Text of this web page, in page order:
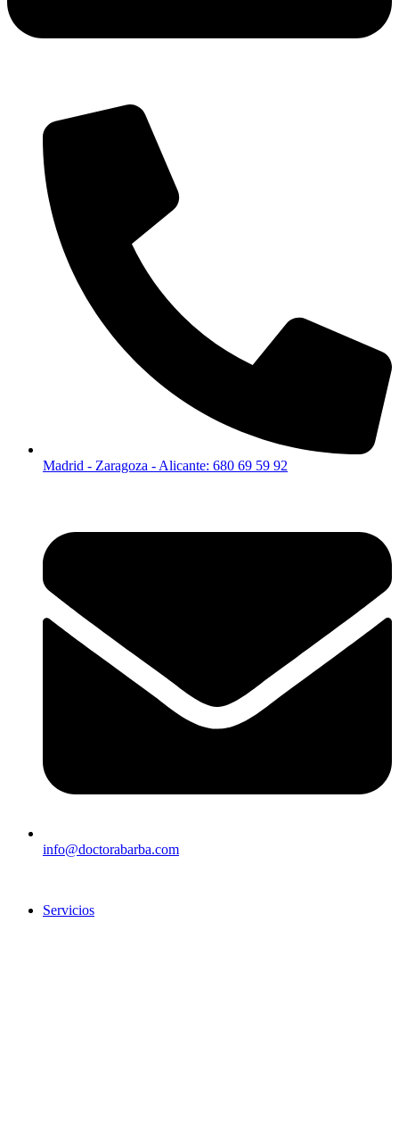
Madrid - Zaragoza - Alicante: 680 69 59 92
info@doctorabarba.com
Servicios